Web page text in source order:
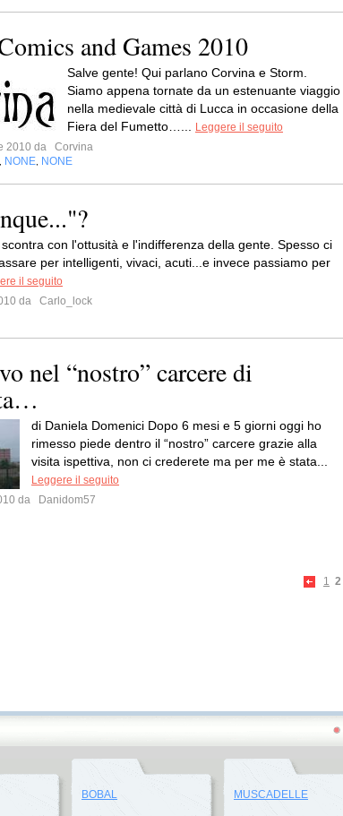
and Games 2010
Salve gente! Qui parlano Corvina e Storm.
Siamo appena tornate da un estenuante viaggio
nella medievale città di Lucca in occasione della
Fiera del Fumetto…...
Leggere il seguito
2010 da
Corvina
NONE NONE
con l'ottusità e l'indifferenza della gente. Spesso ci
per intelligenti, vivaci, acuti...e invece passiamo per
il seguito
da
Carlo_lock
nel “nostro” carcere di
di Daniela Domenici Dopo 6 mesi e 5 giorni oggi ho
rimesso piede dentro il “nostro” carcere grazie alla
visita ispettiva, non ci crederete ma per me è stata...
Leggere il seguito
da
Danidom57
1 2
BOBAL MUSCADELLE